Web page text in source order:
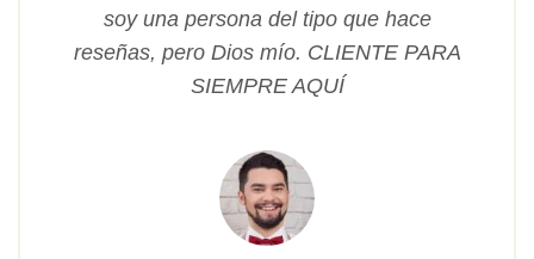
soy una persona del tipo que hace
reseñas, pero Dios mío. CLIENTE PARA
SIEMPRE AQUÍ